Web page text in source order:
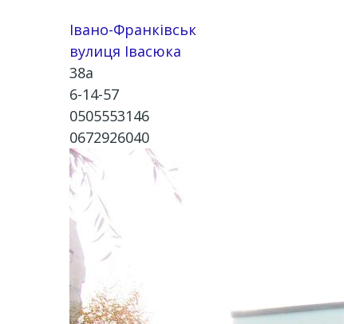
Івано-Франківськ
вулиця Івасюка
38а
6-14-57
0505553146
0672926040